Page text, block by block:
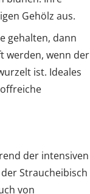
Gehölz aus.
gehalten, dann
werden, wenn der
ist. Ideales
der intensiven
Straucheibisch
von